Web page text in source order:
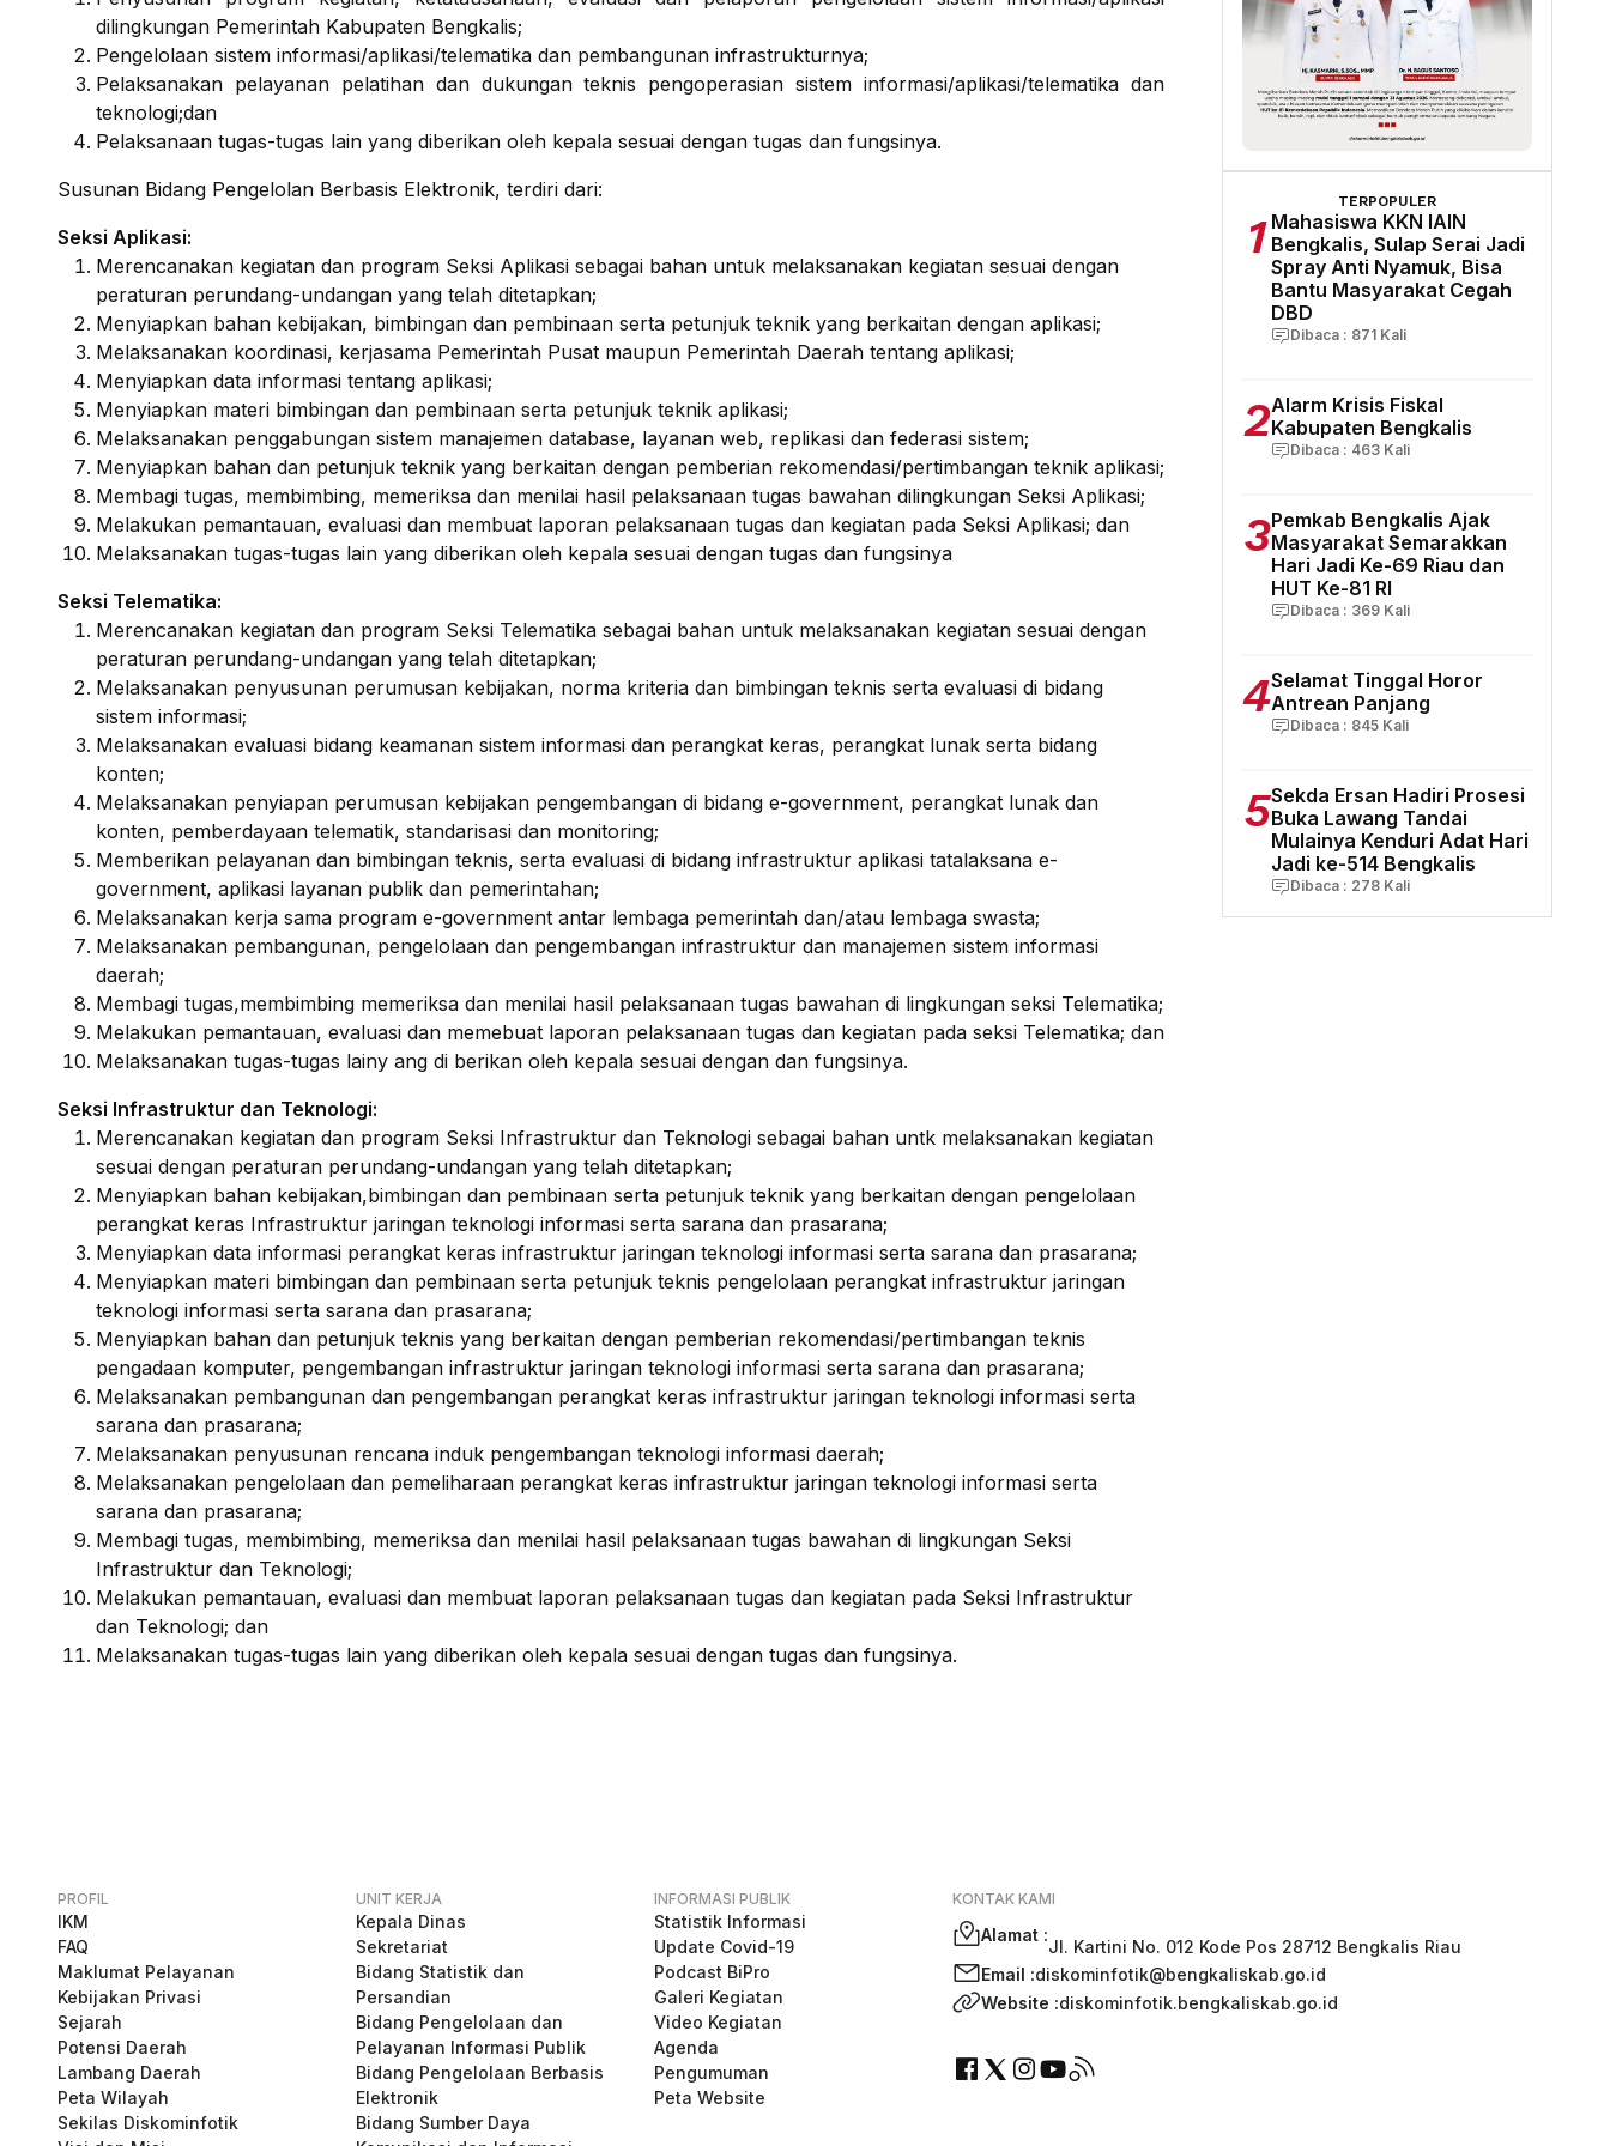
dilingkungan Pemerintah Kabupaten Bengkalis;
Pengelolaan sistem informasi/aplikasi/telematika dan pembangunan infrastrukturnya;
Pelaksanakan pelayanan pelatihan dan dukungan teknis pengoperasian sistem informasi/aplikasi/telematika dan
teknologi;dan
Pelaksanaan tugas-tugas lain yang diberikan oleh kepala sesuai dengan tugas dan fungsinya.
Susunan Bidang Pengelolan Berbasis Elektronik, terdiri dari:
Seksi Aplikasi:
Merencanakan kegiatan dan program Seksi Aplikasi sebagai bahan untuk melaksanakan kegiatan sesuai dengan
peraturan perundang-undangan yang telah ditetapkan;
Menyiapkan bahan kebijakan, bimbingan dan pembinaan serta petunjuk teknik yang berkaitan dengan aplikasi;
Melaksanakan koordinasi, kerjasama Pemerintah Pusat maupun Pemerintah Daerah tentang aplikasi;
Menyiapkan data informasi tentang aplikasi;
Menyiapkan materi bimbingan dan pembinaan serta petunjuk teknik aplikasi;
Melaksanakan penggabungan sistem manajemen database, layanan web, replikasi dan federasi sistem;
Menyiapkan bahan dan petunjuk teknik yang berkaitan dengan pemberian rekomendasi/pertimbangan teknik aplikasi;
Membagi tugas, membimbing, memeriksa dan menilai hasil pelaksanaan tugas bawahan dilingkungan Seksi Aplikasi;
Melakukan pemantauan, evaluasi dan membuat laporan pelaksanaan tugas dan kegiatan pada Seksi Aplikasi; dan
Melaksanakan tugas-tugas lain yang diberikan oleh kepala sesuai dengan tugas dan fungsinya
Seksi Telematika:
Merencanakan kegiatan dan program Seksi Telematika sebagai bahan untuk melaksanakan kegiatan sesuai dengan
peraturan perundang-undangan yang telah ditetapkan;
Melaksanakan penyusunan perumusan kebijakan, norma kriteria dan bimbingan teknis serta evaluasi di bidang
sistem informasi;
Melaksanakan evaluasi bidang keamanan sistem informasi dan perangkat keras, perangkat lunak serta bidang
konten;
Melaksanakan penyiapan perumusan kebijakan pengembangan di bidang e-government, perangkat lunak dan
konten, pemberdayaan telematik, standarisasi dan monitoring;
Memberikan pelayanan dan bimbingan teknis, serta evaluasi di bidang infrastruktur aplikasi tatalaksana e-
government, aplikasi layanan publik dan pemerintahan;
Melaksanakan kerja sama program e-government antar lembaga pemerintah dan/atau lembaga swasta;
Melaksanakan pembangunan, pengelolaan dan pengembangan infrastruktur dan manajemen sistem informasi
daerah;
Membagi tugas,membimbing memeriksa dan menilai hasil pelaksanaan tugas bawahan di lingkungan seksi Telematika;
Melakukan pemantauan, evaluasi dan memebuat laporan pelaksanaan tugas dan kegiatan pada seksi Telematika; dan
Melaksanakan tugas-tugas lainy ang di berikan oleh kepala sesuai dengan dan fungsinya.
Seksi Infrastruktur dan Teknologi:
Merencanakan kegiatan dan program Seksi Infrastruktur dan Teknologi sebagai bahan untk melaksanakan kegiatan
sesuai dengan peraturan perundang-undangan yang telah ditetapkan;
Menyiapkan bahan kebijakan,bimbingan dan pembinaan serta petunjuk teknik yang berkaitan dengan pengelolaan
perangkat keras Infrastruktur jaringan teknologi informasi serta sarana dan prasarana;
Menyiapkan data informasi perangkat keras infrastruktur jaringan teknologi informasi serta sarana dan prasarana;
Menyiapkan materi bimbingan dan pembinaan serta petunjuk teknis pengelolaan perangkat infrastruktur jaringan
teknologi informasi serta sarana dan prasarana;
Menyiapkan bahan dan petunjuk teknis yang berkaitan dengan pemberian rekomendasi/pertimbangan teknis
pengadaan komputer, pengembangan infrastruktur jaringan teknologi informasi serta sarana dan prasarana;
Melaksanakan pembangunan dan pengembangan perangkat keras infrastruktur jaringan teknologi informasi serta
sarana dan prasarana;
Melaksanakan penyusunan rencana induk pengembangan teknologi informasi daerah;
Melaksanakan pengelolaan dan pemeliharaan perangkat keras infrastruktur jaringan teknologi informasi serta
sarana dan prasarana;
Membagi tugas, membimbing, memeriksa dan menilai hasil pelaksanaan tugas bawahan di lingkungan Seksi
Infrastruktur dan Teknologi;
Melakukan pemantauan, evaluasi dan membuat laporan pelaksanaan tugas dan kegiatan pada Seksi Infrastruktur
dan Teknologi; dan
Melaksanakan tugas-tugas lain yang diberikan oleh kepala sesuai dengan tugas dan fungsinya.
TERPOPULER
1 Mahasiswa KKN IAIN
Bengkalis, Sulap Serai Jadi
Spray Anti Nyamuk, Bisa
Bantu Masyarakat Cegah
DBD
Dibaca : 871 Kali
2Alarm Krisis Fiskal
Kabupaten Bengkalis
Dibaca : 463 Kali
3Pemkab Bengkalis Ajak
Masyarakat Semarakkan
Hari Jadi Ke-69 Riau dan
HUT Ke-81 RI
Dibaca : 369 Kali
4Selamat Tinggal Horor
Antrean Panjang
Dibaca : 845 Kali
5Sekda Ersan Hadiri Prosesi
Buka Lawang Tandai
Mulainya Kenduri Adat Hari
Jadi ke-514 Bengkalis
Dibaca : 278 Kali
PROFIL
IKM
FAQ
Maklumat Pelayanan
Kebijakan Privasi
Sejarah
Potensi Daerah
Lambang Daerah
Peta Wilayah
Sekilas Diskominfotik
UNIT KERJA
Kepala Dinas
Sekretariat
Bidang Statistik dan
Persandian
Bidang Pengelolaan dan
Pelayanan Informasi Publik
Bidang Pengelolaan Berbasis
Elektronik
Bidang Sumber Daya
INFORMASI PUBLIK
Statistik Informasi
Update Covid-19
Podcast BiPro
Galeri Kegiatan
Video Kegiatan
Agenda
Pengumuman
Peta Website
KONTAK KAMI
Alamat :
Jl. Kartini No. 012 Kode Pos 28712 Bengkalis Riau
Email :diskominfotik@bengkaliskab.go.id
Website :diskominfotik.bengkaliskab.go.id